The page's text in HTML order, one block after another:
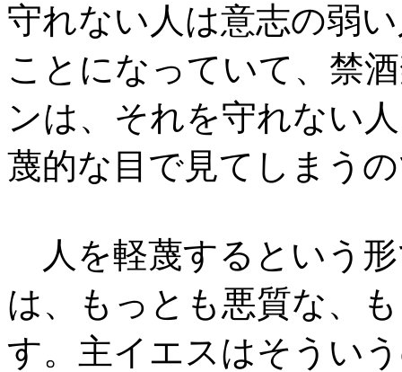
守れない人は意志の弱
ことになっていて、禁
ンは、それを守れない
蔑的な目で見てしまう
人を軽蔑するという
は、もっとも悪質な、
す。主イエスはそうい